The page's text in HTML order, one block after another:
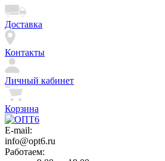
Доставка
Контакты
Личный кабинет
Корзина
E-mail:
info@opt6.ru
Работаем: